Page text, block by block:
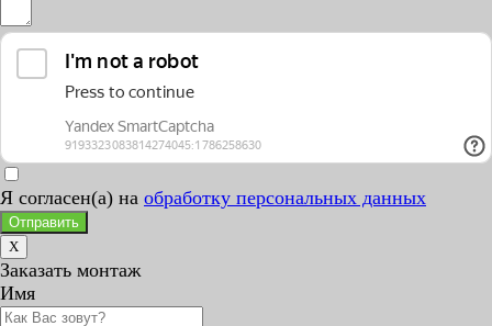
Я согласен(а) на обработку персональных данных
Отправить
X
Заказать монтаж
Имя